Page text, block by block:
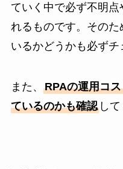
ていく中で必ず不明
れるものです。その
いるかどうかも必ずチ
また、 RPAの運用コ
ているのかも確認して